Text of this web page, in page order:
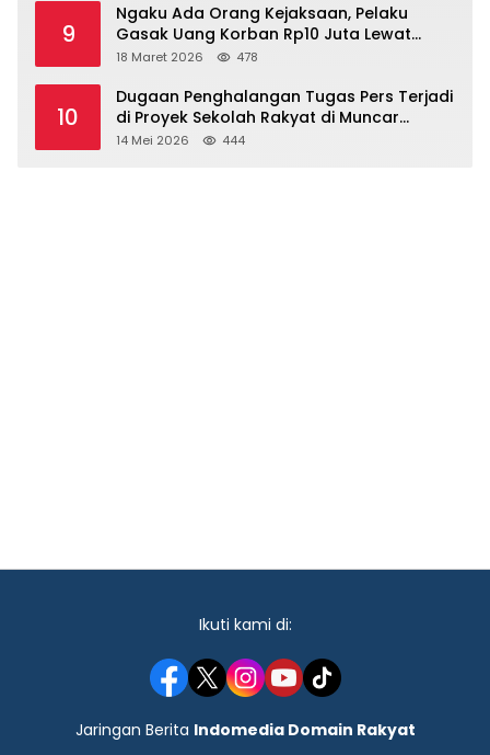
9
Ngaku Ada Orang Kejaksaan, Pelaku
Gasak Uang Korban Rp10 Juta Lewat
Modus Tender Mobil
18 Maret 2026 478
10
Dugaan Penghalangan Tugas Pers Terjadi
di Proyek Sekolah Rakyat di Muncar
Banyuwangi
14 Mei 2026 444
Ikuti kami di:
Jaringan Berita Indomedia Domain Rakyat